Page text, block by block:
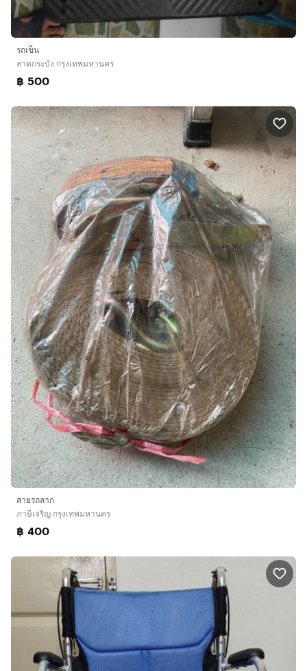
รถเข็น
ลาดกระบัง กรุงเทพมหานคร
฿ 500
สายรถลาก
ภาษีเจริญ กรุงเทพมหานคร
฿ 400